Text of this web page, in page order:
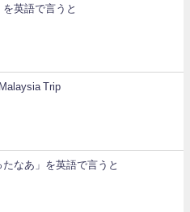
を英語で言うと
Trip
たなあ」を英語で言うと